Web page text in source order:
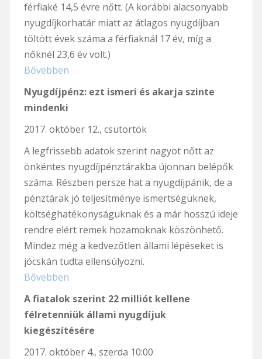
férfiaké 14,5 évre nőtt. (A korábbi alacsonyabb
nyugdíjkorhatár miatt az átlagos nyugdíjban
töltött évek száma a férfiaknál 17 év, míg a
nőknél 23,6 év volt.)
Bővebben
Nyugdíjpénz: ezt ismeri és akarja szinte
mindenki
2017. október 12., csütörtök
A legfrissebb adatok szerint nagyot nőtt az
önkéntes nyugdíjpénztárakba újonnan belépők
száma. Részben persze hat a nyugdíjpánik, de a
pénztárak jó teljesítménye ismertségüknek,
költséghatékonyságuknak és a már hosszú ideje
rendre elért remek hozamoknak köszönhető.
Mindez még a kedvezőtlen állami lépéseket is
jócskán tudta ellensúlyozni.
Bővebben
A fiatalok szerint 22 milliót kellene
félretenniük állami nyugdíjuk
kiegészítésére
2017. október 4., szerda 10:00